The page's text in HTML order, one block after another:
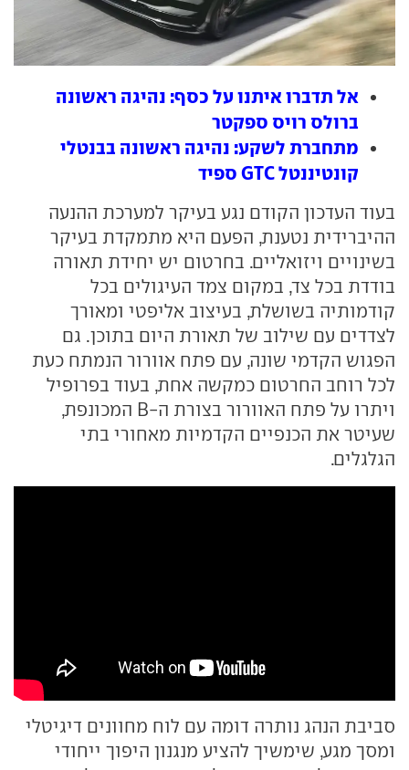
אל תדברו איתנו על כסף: נהיגה ראשונה
ברולס רויס ספקטר
מתחברת לשקע: נהיגה ראשונה בבנטלי
קונטיננטל GTC ספיד
בעוד העדכון הקודם נגע בעיקר למערכת ההנעה
ההיברידית נטענת, הפעם היא מתמקדת בעיקר
בשינויים ויזואליים. בחרטום יש יחידת תאורה
בודדת בכל צד, במקום צמד העיגולים בכל
קודמותיה בשושלת, בעיצוב אליפטי ומאורך
לצדדים עם שילוב של תאורת היום בתוכן. גם
הפגוש הקדמי שונה, עם פתח אוורור הנמתח כעת
לכל רוחב החרטום כמקשה אחת, בעוד בפרופיל
ויתרו על פתח האוורור בצורת ה-B המכונפת,
שעיטר את הכנפיים הקדמיות מאחורי בתי
הגלגלים.
סביבת הנהג נותרה דומה עם לוח מחוונים דיגיטלי
ומסך מגע, שימשיך להציע מנגנון היפוך ייחודי